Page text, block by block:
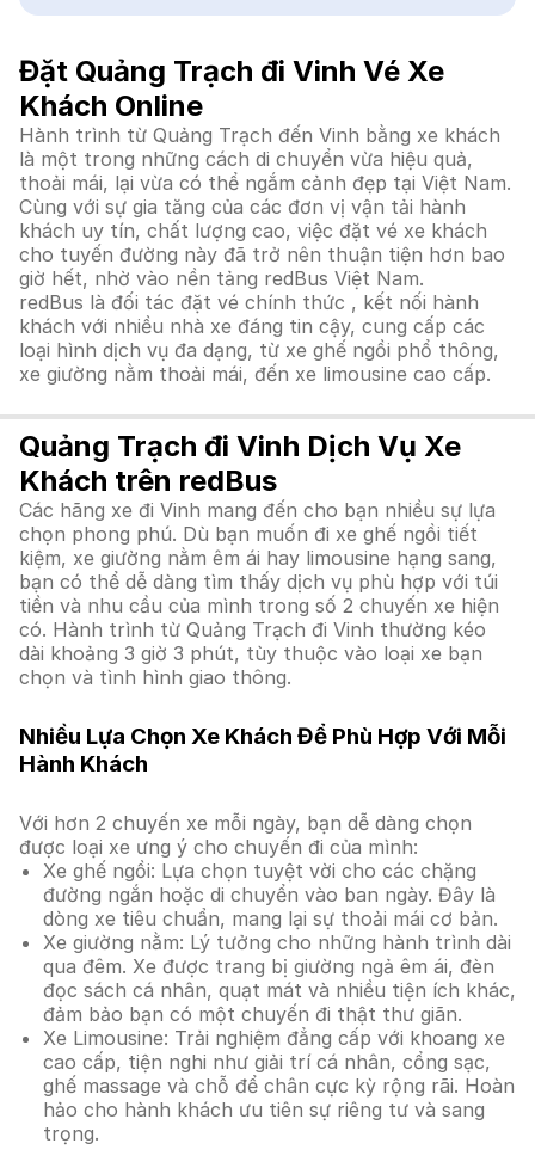
Đặt Quảng Trạch đi Vinh Vé Xe
Khách Online
Hành trình từ Quảng Trạch đến Vinh bằng xe khách
là một trong những cách di chuyển vừa hiệu quả,
thoải mái, lại vừa có thể ngắm cảnh đẹp tại Việt Nam.
Cùng với sự gia tăng của các đơn vị vận tải hành
khách uy tín, chất lượng cao, việc đặt vé xe khách
cho tuyến đường này đã trở nên thuận tiện hơn bao
giờ hết, nhờ vào nền tảng redBus Việt Nam.
redBus là đối tác đặt vé chính thức , kết nối hành
khách với nhiều nhà xe đáng tin cậy, cung cấp các
loại hình dịch vụ đa dạng, từ xe ghế ngồi phổ thông,
xe giường nằm thoải mái, đến xe limousine cao cấp.
Quảng Trạch đi Vinh Dịch Vụ Xe
Khách trên redBus
Các hãng xe đi Vinh mang đến cho bạn nhiều sự lựa
chọn phong phú. Dù bạn muốn đi xe ghế ngồi tiết
kiệm, xe giường nằm êm ái hay limousine hạng sang,
bạn có thể dễ dàng tìm thấy dịch vụ phù hợp với túi
tiền và nhu cầu của mình trong số 2 chuyến xe hiện
có. Hành trình từ Quảng Trạch đi Vinh thường kéo
dài khoảng 3 giờ 3 phút, tùy thuộc vào loại xe bạn
chọn và tình hình giao thông.
Nhiều Lựa Chọn Xe Khách Để Phù Hợp Với Mỗi
Hành Khách
Với hơn 2 chuyến xe mỗi ngày, bạn dễ dàng chọn
được loại xe ưng ý cho chuyến đi của mình:
Xe ghế ngồi: Lựa chọn tuyệt vời cho các chặng
đường ngắn hoặc di chuyển vào ban ngày. Đây là
dòng xe tiêu chuẩn, mang lại sự thoải mái cơ bản.
Xe giường nằm: Lý tưởng cho những hành trình dài
qua đêm. Xe được trang bị giường ngả êm ái, đèn
đọc sách cá nhân, quạt mát và nhiều tiện ích khác,
đảm bảo bạn có một chuyến đi thật thư giãn.
Xe Limousine: Trải nghiệm đẳng cấp với khoang xe
cao cấp, tiện nghi như giải trí cá nhân, cổng sạc,
ghế massage và chỗ để chân cực kỳ rộng rãi. Hoàn
hảo cho hành khách ưu tiên sự riêng tư và sang
trọng.